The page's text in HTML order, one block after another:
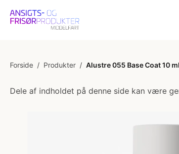
Forside / Produkter / Alustre 055 Base Coat 10 ml
Dele af indholdet på denne side kan være